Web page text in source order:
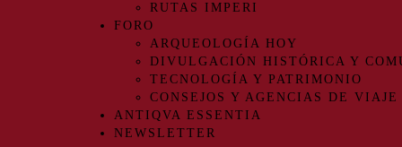
RUTAS IMPERI
FORO
ARQUEOLOGÍA HOY
DIVULGACIÓN HISTÓRICA Y
TECNOLOGÍA Y PATRIMONIO
CONSEJOS Y AGENCIAS DE VIAJE
ANTIQVA ESSENTIA
NEWSLETTER